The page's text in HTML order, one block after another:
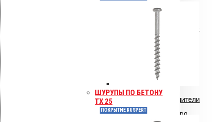
ШУРУПЫ ПО БЕТОНУ
TX 25
ПОКРЫТИЕ RUSPERT
кровельный люк
Сертификат соответствия: полимерные
стояки и водостоки системы VILPE
Сертификат соответствия:
вентиляторы типа VILPE.pdf
Сертификат соответствия: уплотнители
кровельные из EPDM резины.jpg